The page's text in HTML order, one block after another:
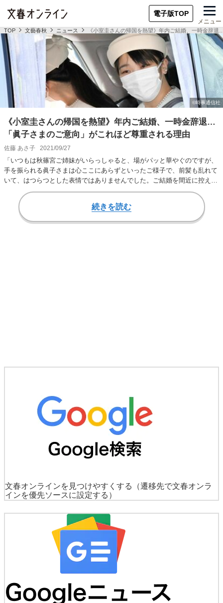
電子版TOP
メニュー
TOP 文藝春秋 ニュース 《小室圭さんの帰国を熱望》年内ご結婚、一時金辞
《小室圭さんの帰国を熱望》年内ご結婚、一時金辞退…
「眞子さまのご意向」がこれほど尊重される理由
佐藤 あさ子 2021/09/27
「いつもは秋篠宮ご姉妹がいらっしゃると、場がパッと華やぐのですが、
手を振られる眞子さまは心ここにあらずといったご様子で、前髪も乱れて
いて、はつらつとした表情ではありませんでした。ご結婚を間近に控えら
れ、様々な準備に追…
続きを読む
文春オンラインを見つけやすくする
（遷移先で文春オンラ
インを優先ソースに設定する）